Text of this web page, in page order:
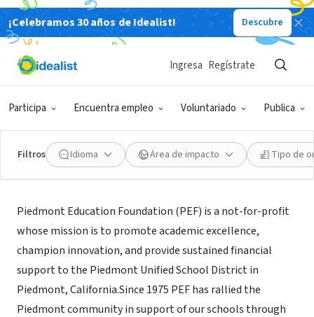
¡Celebramos 30 años de Idealist! Descubre
Participa Encuentra empleo Voluntariado Publica
Ingresa Regístrate
Filtros Idioma Área de impacto Tipo de
ORGANIZACIÓN SIN FIN DE LUCRO
Piedmont Education Foundation
Acerca de
Piedmont Education Foundation (PEF) is a not-for-profit
whose mission is to promote academic excellence,
champion innovation, and provide sustained financial
support to the Piedmont Unified School District in
Piedmont, California.Since 1975 PEF has rallied the
Piedmont community in support of our schools through